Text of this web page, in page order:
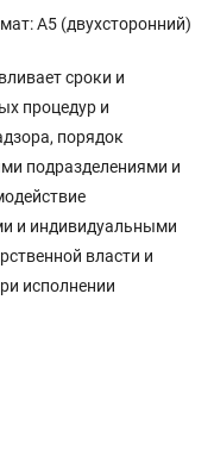
А5 (двухсторонний)
сроки и
процедур и
порядок
подразделениями и
и индивидуальными
власти и
исполнении